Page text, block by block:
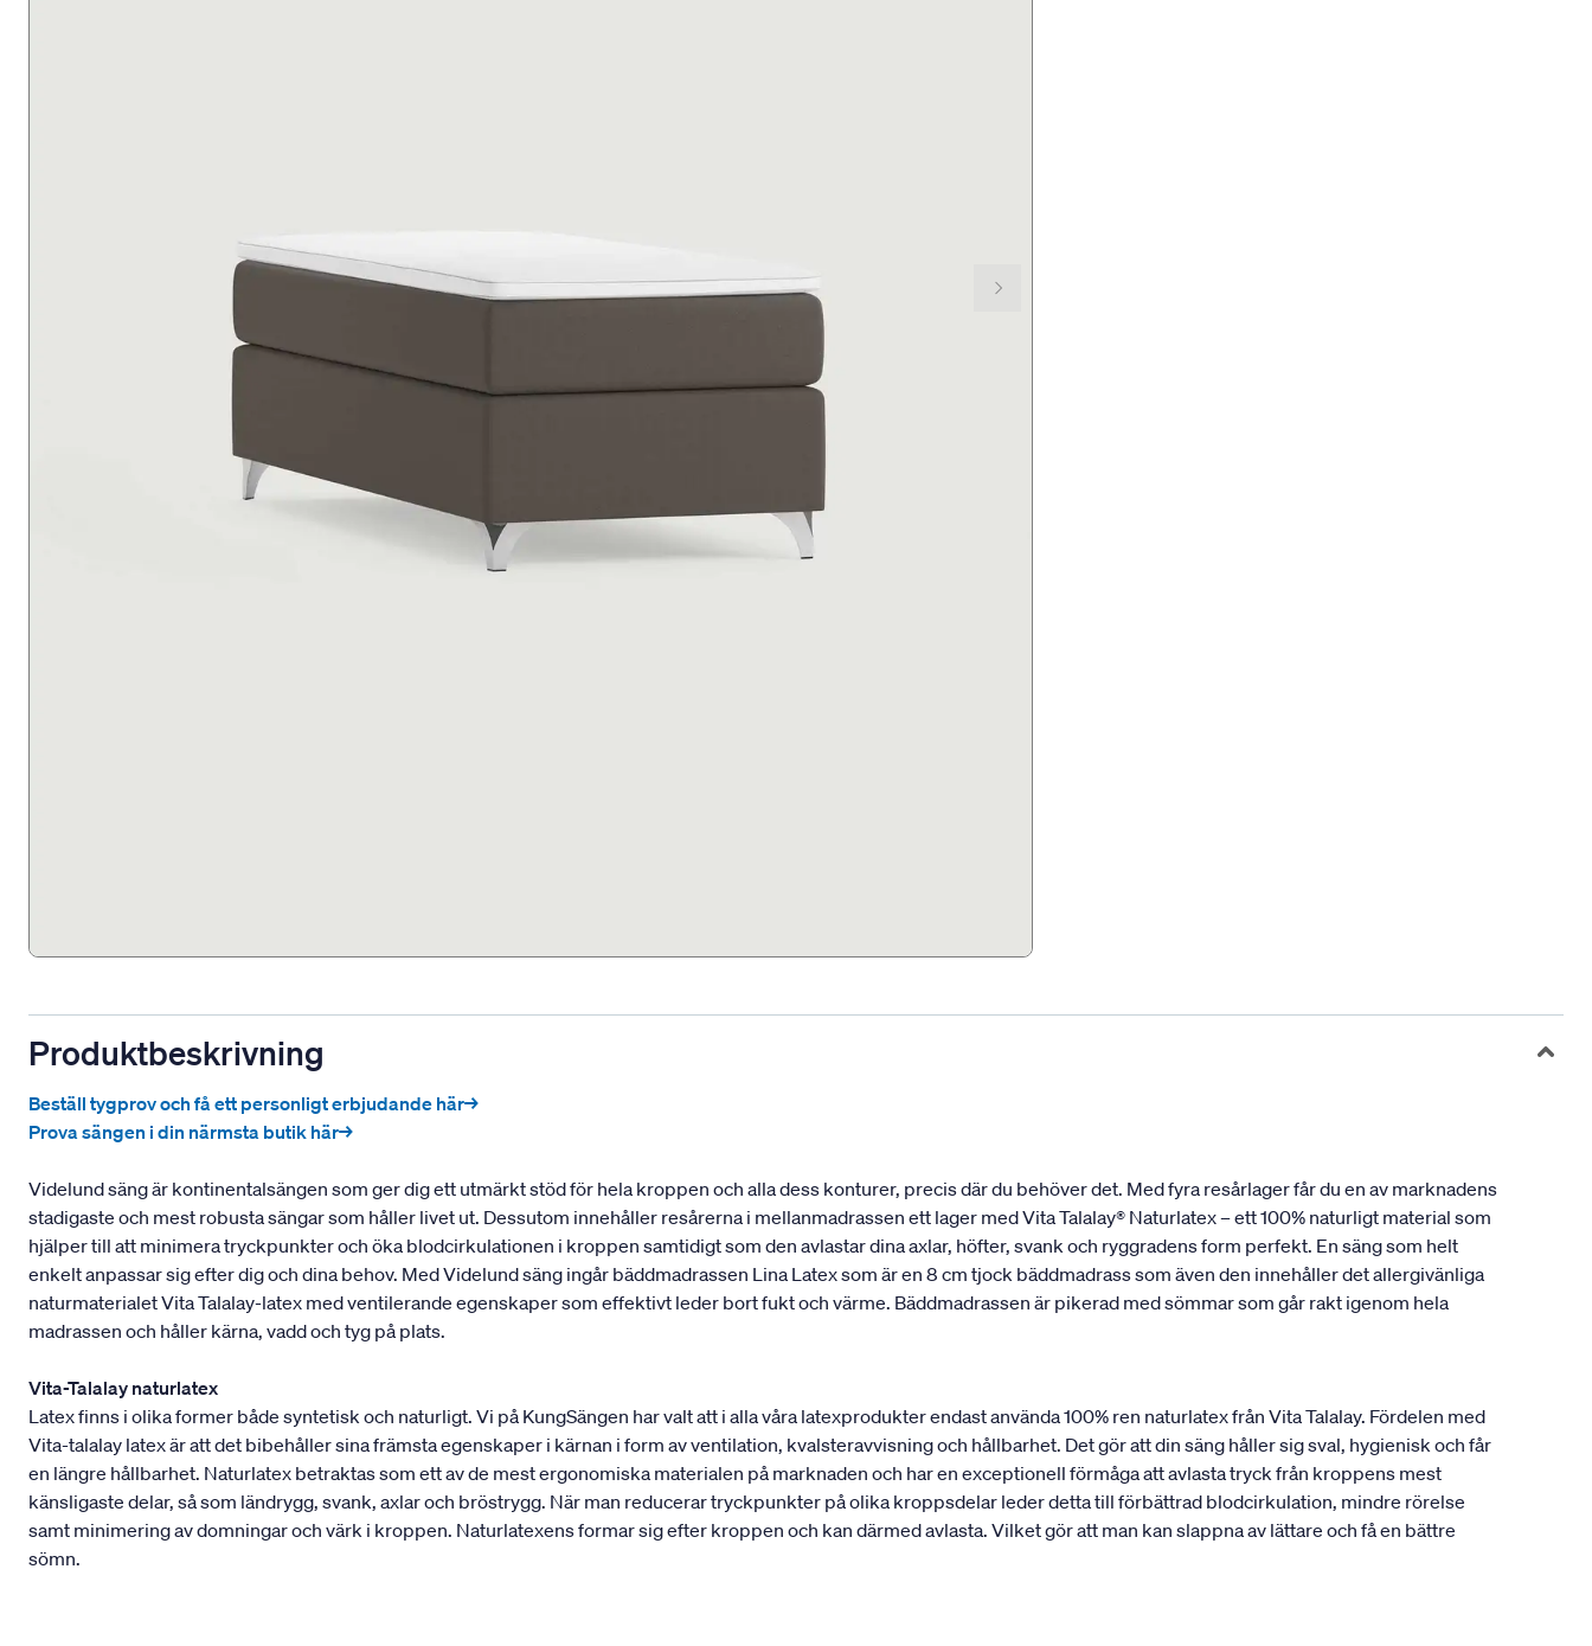
Produktbeskrivning
Beställ tygprov och få ett personligt erbjudande här→
Prova sängen i din närmsta butik här→
Videlund säng är kontinentalsängen som ger dig ett utmärkt stöd för hela kroppen och alla dess konturer, precis där du behöver det. Med fyra resårlager får du en av marknadens
stadigaste och mest robusta sängar som håller livet ut. Dessutom innehåller resårerna i mellanmadrassen ett lager med Vita Talalay® Naturlatex – ett 100% naturligt material som
hjälper till att minimera tryckpunkter och öka blodcirkulationen i kroppen samtidigt som den avlastar dina axlar, höfter, svank och ryggradens form perfekt. En säng som helt
enkelt anpassar sig efter dig och dina behov. Med Videlund säng ingår bäddmadrassen Lina Latex som är en 8 cm tjock bäddmadrass som även den innehåller det allergivänliga
naturmaterialet Vita Talalay-latex med ventilerande egenskaper som effektivt leder bort fukt och värme. Bäddmadrassen är pikerad med sömmar som går rakt igenom hela
madrassen och håller kärna, vadd och tyg på plats.
Vita-Talalay naturlatex
Latex finns i olika former både syntetisk och naturligt. Vi på KungSängen har valt att i alla våra latexprodukter endast använda 100% ren naturlatex från Vita Talalay. Fördelen med
Vita-talalay latex är att det bibehåller sina främsta egenskaper i kärnan i form av ventilation, kvalsteravvisning och hållbarhet. Det gör att din säng håller sig sval, hygienisk och får
en längre hållbarhet. Naturlatex betraktas som ett av de mest ergonomiska materialen på marknaden och har en exceptionell förmåga att avlasta tryck från kroppens mest
känsligaste delar, så som ländrygg, svank, axlar och bröstrygg. När man reducerar tryckpunkter på olika kroppsdelar leder detta till förbättrad blodcirkulation, mindre rörelse
samt minimering av domningar och värk i kroppen. Naturlatexens formar sig efter kroppen och kan därmed avlasta. Vilket gör att man kan slappna av lättare och få en bättre
sömn.